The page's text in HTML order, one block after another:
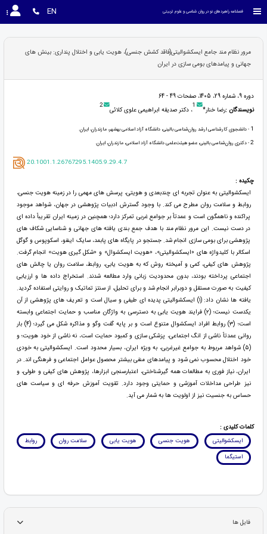
فصلنامه راهبردهای نو در روان شناسی و علوم تربیتی EN
مرور نظام مند جامع ایسکشوالیتی(فاقد کشش جنسی)، هویت یابی و اختلال پنداری: بینش های
جهانی و پیامدهای بومی سازی در ایران
دوره 9، شماره 29، 1405، صفحات 49 - 64
نویسندگان :رضا خنار* 1، دکتر صدیقه ابراهیمی علوی کلائی 2
1 - دانشجوی کارشناسی ارشد روان‌شناسی بالینی، دانشگاه آزاد اسلامی بهشهر، مازندران، ایران.
2- دکتری روان‌شناسی بالینی، عضو هیئت‌علمی دانشگاه آزاد اسلامی، مازندران، ایران.
20.1001.1.26767295.1405.9.29.4.7
چکیده :
ایسکشوالیتی به عنوان تجربه ای چندبعدی و هویتی، پرسش های مهمی را در زمینه هویت جنسی،
روابط و سلامت روان مطرح می کند. با وجود گسترش ادبیات پژوهشی در جهان، شواهد موجود
پراکنده و ناهمگون است و عمدتاً بر جوامع غربی تمرکز دارد؛ همچنین در زمینه ایران تقریباً داده ای
در دست نیست. این مرور نظام مند با هدف جمع بندی یافته های جهانی و شناسایی شکاف های
پژوهشی برای بومی سازی انجام شد. جستجو در پایگاه های پابمد، سایک اینفو، اسکوپوس و گوگل
اسکالر با کلیدواژه های «ایسکشوالیتی»، «هویت ایسکشوال» و «شکل گیری هویت» انجام گرفت.
پژوهش های کیفی، کمی و آمیخته روش که به هویت یابی، روابط، سلامت روان یا چالش های
اجتماعی پرداخته بودند، بدون محدودیت زبانی وارد مطالعه شدند. استخراج داده ها و ارزیابی
کیفیت به صورت مستقل و دوبرابر انجام شد و برای تحلیل، از سنتز تماتیک و روایتی استفاده گردید.
یافته ها نشان داد: (۱) ایسکشوالیتی پدیده ای طیفی و سیال است و تعریف های پژوهشی از آن
یکدست نیست؛ (۲) فرایند هویت یابی به دسترسی به واژگان مناسب و حمایت اجتماعی وابسته
است؛ (۳) روابط افراد ایسکشوال متنوع است و بر پایه گفت وگو و مذاکره شکل می گیرد؛ (۴) بار
روانی عمدتاً ناشی از انگ اجتماعی، پزشکی سازی و کمبود حمایت است، نه ناشی از خود هویت؛ و
(۵) شواهد مربوط به جوامع غیرغربی، به ویژه ایران، بسیار محدود است. ایسکشوالیتی به خودی
خود اختلال محسوب نمی شود و پیامدهای منفی بیشتر محصول عوامل اجتماعی و فرهنگی اند. در
ایران، نیاز فوری به مطالعات همه گیرشناختی، اعتبارسنجی ابزارها، پژوهش های کیفی و طولی، و
نیز طراحی مداخلات آموزشی و حمایتی وجود دارد. تقویت آموزش حرفه ای و سیاست های
حساس به جنسیت نیز از اولویت ها به شمار می آید.
کلمات کلیدی :
ایسکشوالیتی
هویت جنسی هویت یابی سلامت روان
روابط
استیگما
فایل ها